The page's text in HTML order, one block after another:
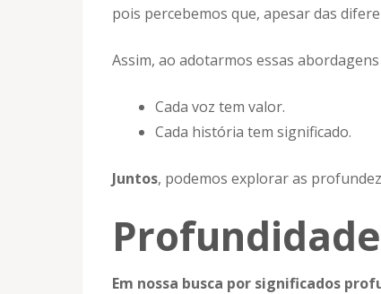
pois percebemos que, apesar das
Assim, ao adotarmos essas
Cada voz tem valor.
Cada história tem significado.
Juntos, podemos explorar as
Em nossa busca por significados